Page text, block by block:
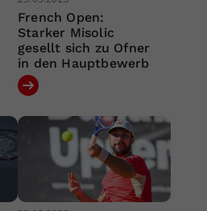
French Open:
Starker Misolic
gesellt sich zu Ofner
in den Hauptbewerb